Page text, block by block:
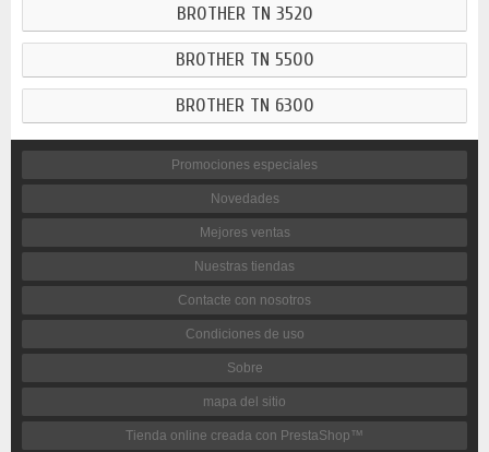
BROTHER TN 3520
BROTHER TN 5500
BROTHER TN 6300
Promociones especiales
Novedades
Mejores ventas
Nuestras tiendas
Contacte con nosotros
Condiciones de uso
Sobre
mapa del sitio
Tienda online creada con PrestaShop™